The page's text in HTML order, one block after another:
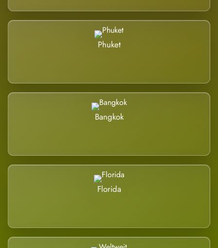
Phuket
Bangkok
Florida